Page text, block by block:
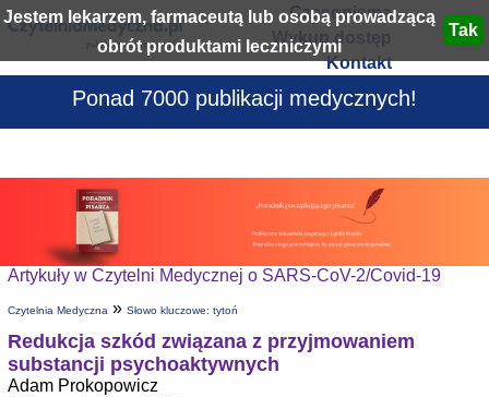
Jestem lekarzem, farmaceutą lub osobą prowadzącą
obrót produktami leczniczymi
Czasopisma
Wykup dostęp
Kontakt
Ponad 7000 publikacji medycznych!
Artykuły w Czytelni Medycznej o SARS-CoV-2/Covid-19
Czytelnia Medyczna» Słowo kluczowe: tytoń
Redukcja szkód związana z przyjmowaniem
substancji psychoaktywnych
Adam Prokopowicz